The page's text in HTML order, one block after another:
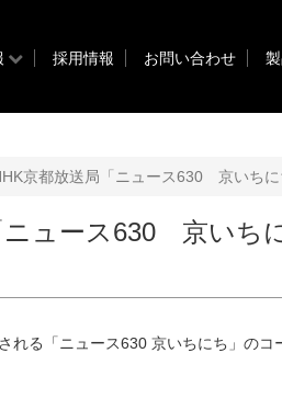
採用情報 お問い合わせ
京都放送局「ニュース630 京いち
ニュース630 京いち
る「ニュース630 京いちにち」のコ